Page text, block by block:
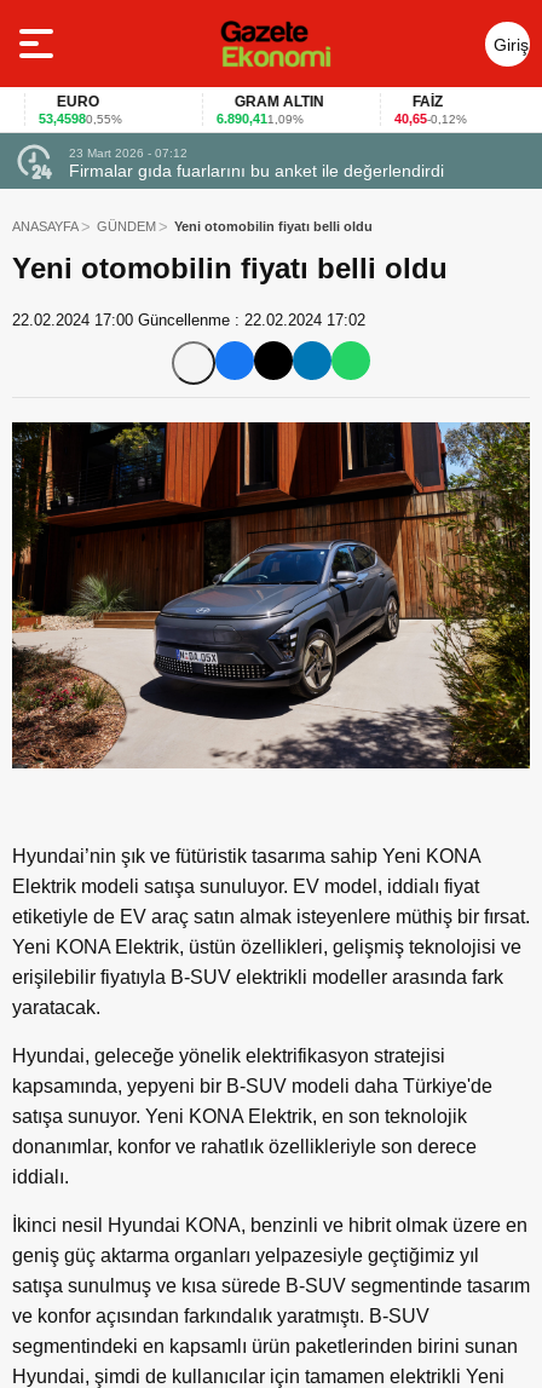
Giriş
Yap
EURO
53,45980,55%
GRAM ALTIN
6.890,411,09%
FAİZ
40,65-0,12%
23 Mart 2026 - 07:12
Firmalar gıda fuarlarını bu anket ile değerlendirdi
ANASAYFA GÜNDEM Yeni otomobilin fiyatı belli oldu
Yeni otomobilin fiyatı belli oldu
22.02.2024 17:00 Güncellenme : 22.02.2024 17:02
Hyundai’nin şık ve fütüristik tasarıma sahip Yeni KONA
Elektrik modeli satışa sunuluyor. EV model, iddialı fiyat
etiketiyle de EV araç satın almak isteyenlere müthiş bir fırsat.
Yeni KONA Elektrik, üstün özellikleri, gelişmiş teknolojisi ve
erişilebilir fiyatıyla B-SUV elektrikli modeller arasında fark
yaratacak.
Hyundai, geleceğe yönelik elektrifikasyon stratejisi
kapsamında, yepyeni bir B-SUV modeli daha Türkiye'de
satışa sunuyor. Yeni KONA Elektrik, en son teknolojik
donanımlar, konfor ve rahatlık özellikleriyle son derece
iddialı.
İkinci nesil Hyundai KONA, benzinli ve hibrit olmak üzere en
geniş güç aktarma organları yelpazesiyle geçtiğimiz yıl
satışa sunulmuş ve kısa sürede B-SUV segmentinde tasarım
ve konfor açısından farkındalık yaratmıştı. B-SUV
segmentindeki en kapsamlı ürün paketlerinden birini sunan
Hyundai, şimdi de kullanıcılar için tamamen elektrikli Yeni